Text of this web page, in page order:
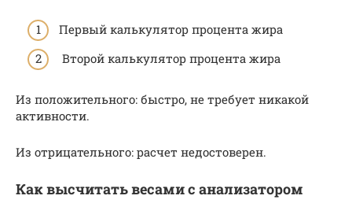
Первый калькулятор процента жира
Второй калькулятор процента жира
Из положительного: быстро, не требует никакой
активности.
Из отрицательного: расчет недостоверен.
Как высчитать весами с анализатором